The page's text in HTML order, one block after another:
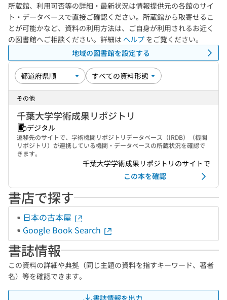
所蔵館、利用可否等の詳細・最新状況は情報提供元の各館のサイ
ト・データベースで直接ご確認ください。所蔵館から取寄せるこ
とが可能かなど、資料の利用方法は、ご自身が利用されるお近く
の図書館へご相談ください。詳細は ヘルプ をご覧ください。
地域の図書館を設定する
その他
千葉大学学術成果リポジトリ
デジタル
遷移先のサイトで、学術機関リポジトリデータベース（IRDB）（機関
リポジトリ）が連携している機関・データベースの所蔵状況を確認で
きます。
千葉大学学術成果リポジトリのサイトで
この本を確認
書店で探す
日本の古本屋
Google Book Search
書誌情報
この資料の詳細や典拠（同じ主題の資料を指すキーワード、著者
名）等を確認できます。
書誌情報を出力